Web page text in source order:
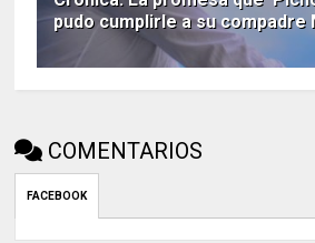
pudo cumplirle a su compadre
COMENTARIOS
FACEBOOK